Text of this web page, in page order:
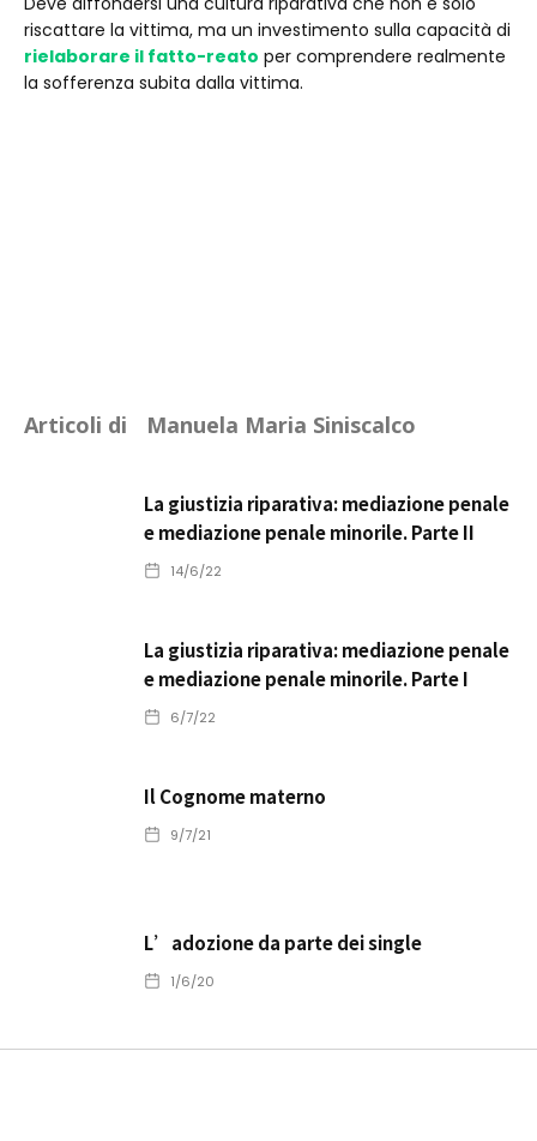
riscattare la vittima, ma un investimento sulla capacità di
rielaborare il fatto-reato per comprendere realmente
la sofferenza subita dalla vittima.
Articoli di Manuela Maria Siniscalco
La giustizia riparativa: mediazione penale
e mediazione penale minorile. Parte II
14/6/22
La giustizia riparativa: mediazione penale
e mediazione penale minorile. Parte I
6/7/22
Il Cognome materno
9/7/21
L’adozione da parte dei single
1/6/20